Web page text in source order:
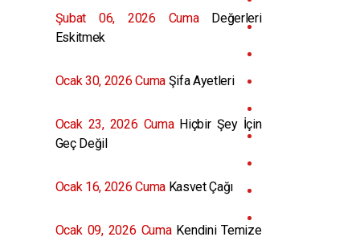
Şubat 06, 2026 CumaDeğerleri
Eskitmek
Ocak 30, 2026 CumaŞifa Ayetleri
Ocak 23, 2026 CumaHiçbir Şey İçin
Geç Değil
Ocak 16, 2026 CumaKasvet Çağı
Ocak 09, 2026 CumaKendini Temize